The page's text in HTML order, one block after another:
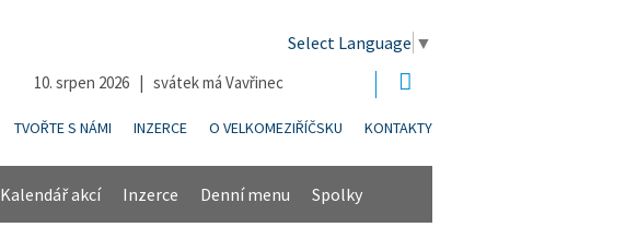
Select Language ▼
10. srpen 2026 | svátek má Vavřinec
TVOŘTE S NÁMI INZERCE O VELKOMEZIŘÍČSKU KONTAKTY
Kalendář akcí Inzerce Denní menu Spolky